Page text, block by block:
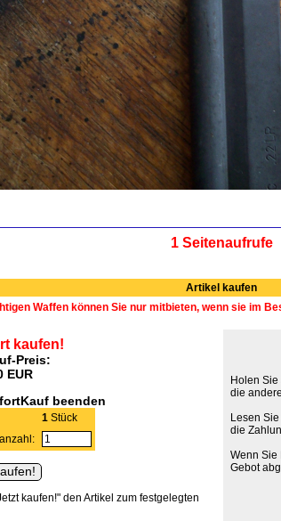
1 Seitenaufrufe
Artikel kaufen
Waffen können Sie nur mitbieten, wenn sie im
kaufen!
Preis:
EUR
beenden
1Stück
kaufen!" den Artikel zum festgelegten
Holen
die
Lesen
die
Wenn Sie
Gebot